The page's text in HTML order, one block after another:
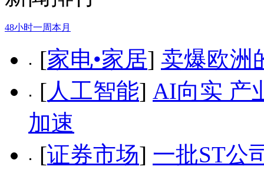
48小时一周本月
[家电•家居] 卖爆欧洲
[人工智能] AI向实 产
加速
[证券市场] 一批ST公